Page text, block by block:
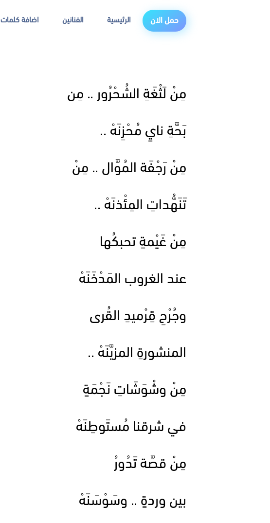
حمل الان الرئيسية الفنانين اضافة كلمات
مِنْ لَثْغَةِ الشُحْرُور .. مِن
بَحَّةِ نايٍ مُحْزِنَهْ ..
مِنْ رَجْفَة المُوَّال .. مِنْ
تَنَهُّداتِ المِئْذنَهْ ..
مِنْ غَيْمةٍ تحبكُها
عند الغروب المَدْخَنَهْ
وجُرْحِ قِرْميدِ القُرى
المنشورةِ المزيَّنَهْ ..
مِنْ وشْوَشَاتِ نَجْمَةٍ
في شرقنا مُستَوطِنَهْ
مِنْ قصَّة تَدُورُ
بين وردةٍ .. وسَوْسَنَهْ